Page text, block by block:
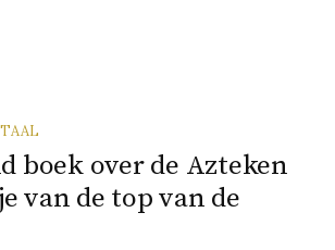
TAAL
boek over de Azteken
van de top van de